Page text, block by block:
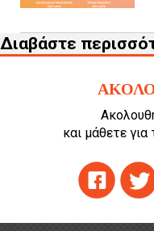
Διαβάστε
και μάθετε για